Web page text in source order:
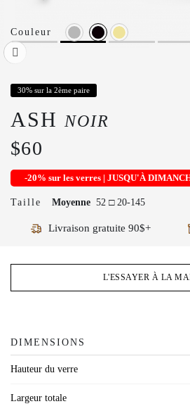
30% sur la 2ème paire
ASH NOIR
$60
-20% sur les verres | JUSQU'À
Couleur
Taille Moyenne 52 □ 20-145
Livraison gratuite 90$+
L'ESSAYER À LA
DIMENSIONS
Hauteur du verre
Largeur totale